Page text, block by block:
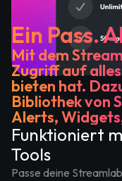
Ein Pass.
Mit dem
Zugriff auf
bieten hat.
Bibliothek von
Alerts,
Funktioniert
Tools
Passe deine